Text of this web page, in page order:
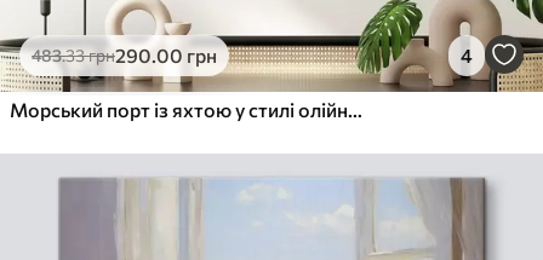
483.33грн290.00 грн 4
Морський порт із яхтою у стилі олійного живопису